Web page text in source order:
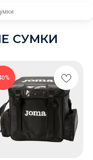
СУМКИ